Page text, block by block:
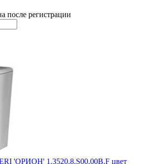
после регистрации
'ОРИОН' 1.3520.8.S00.00B.F цвет